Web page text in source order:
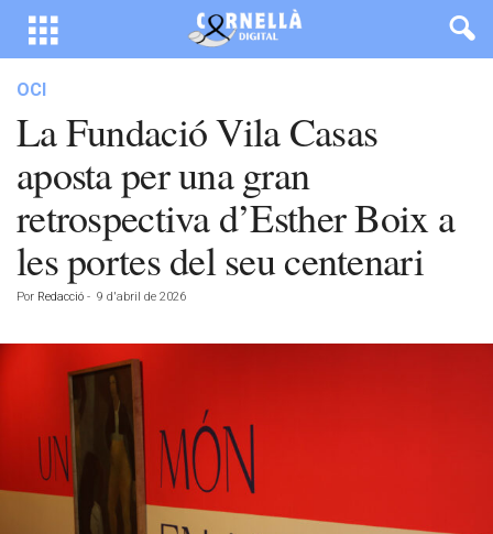
OCI
La Fundació Vila Casas
aposta per una gran
retrospectiva d’Esther Boix a
les portes del seu centenari
Por Redacció - 9 d'abril de 2026